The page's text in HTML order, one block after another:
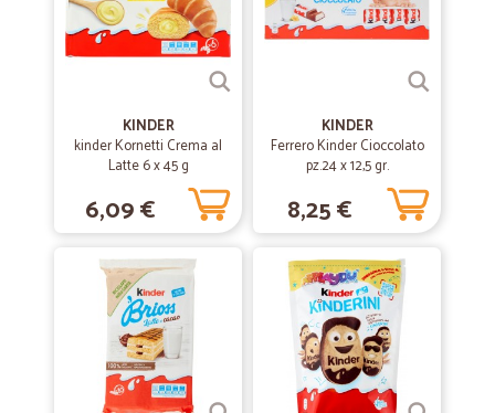
12/02/2020
—Massimo P.
Ottimo servizio
—Silvia M.
Esperienza d'acquisto positiva
Esperienza d'acquisto positiva. Ho provato alcuni prodotti freschi e li
soddisfatta della precisione nei tempi di consegna.
— Sonia D.
Velocissimi
KINDER
kinder Kornetti Crema al
Latte 6 x 45 g
6,09 €
KINDER
Ferrero Kinder Cioccolato
pz.24 x 12,5 gr.
8,25 €